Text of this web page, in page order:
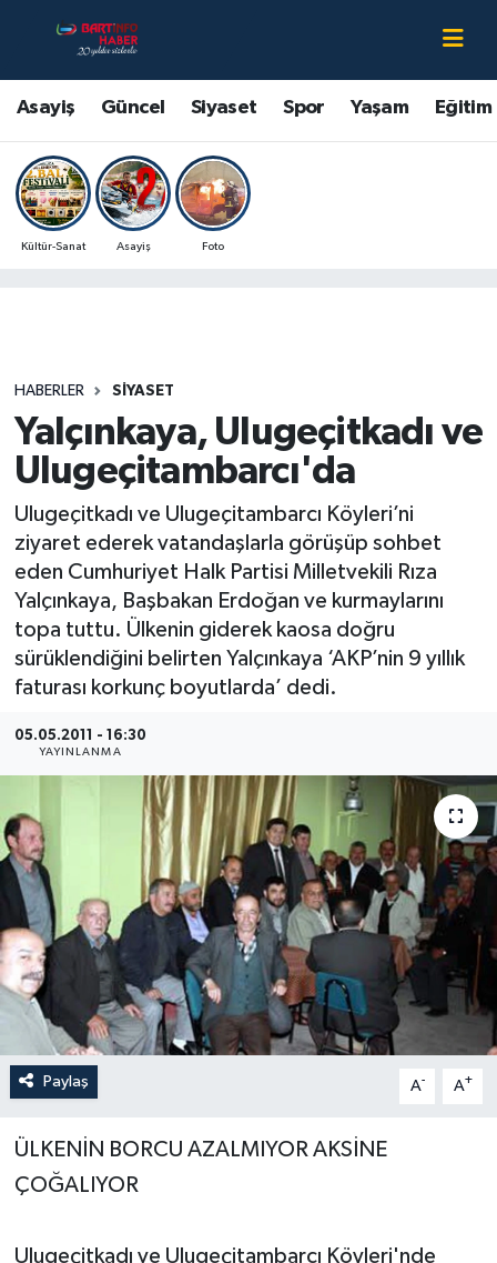
Asayiş Güncel Siyaset Spor Yaşam Eğitim
Kültür-Sanat Asayiş Foto
HABERLER SIYASET
Yalçınkaya, Ulugeçitkadı ve
Ulugeçitambarcı'da
Ulugeçitkadı ve Ulugeçitambarcı Köyleri’ni
ziyaret ederek vatandaşlarla görüşüp sohbet
eden Cumhuriyet Halk Partisi Milletvekili Rıza
Yalçınkaya, Başbakan Erdoğan ve kurmaylarını
topa tuttu. Ülkenin giderek kaosa doğru
sürüklendiğini belirten Yalçınkaya ‘AKP’nin 9 yıllık
faturası korkunç boyutlarda’ dedi.
05.05.2011 - 16:30
YAYINLANMA
Paylaş A- A+
ÜLKENİN BORCU AZALMIYOR AKSİNE
ÇOĞALIYOR
Ulugeçitkadı ve Ulugeçitambarcı Köyleri'nde
Asayiş
Bartın Hakkında
Çevre
Eğitim
Kültür-Sanat
Magazin
Medya
Sağlık
Sinema
Turizm
Yaşam
Yerel Yönetimler
DÜNYA
YEREL
Bartın Nöbetçi Eczaneler
Bartın Hava Durumu
Bartin Namaz Vakitleri
Bartın Trafik Yoğunluk Haritası
Son Dakika Haberleri
Haber Arşivi